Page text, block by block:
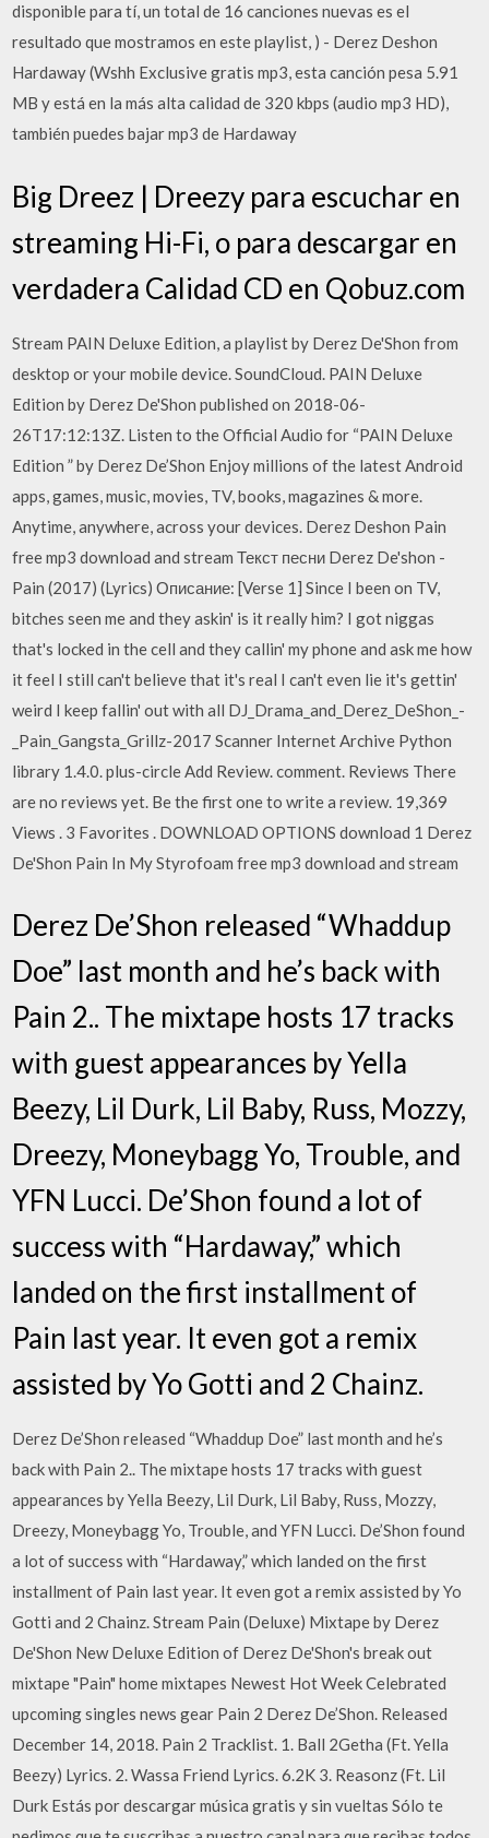
disponible para tí, un total de 16 canciones nuevas es el
resultado que mostramos en este playlist, ) - Derez Deshon
Hardaway (Wshh Exclusive gratis mp3, esta canción pesa 5.91
MB y está en la más alta calidad de 320 kbps (audio mp3 HD),
también puedes bajar mp3 de Hardaway
Big Dreez | Dreezy para escuchar en
streaming Hi-Fi, o para descargar en
verdadera Calidad CD en Qobuz.com
Stream PAIN Deluxe Edition, a playlist by Derez De'Shon from
desktop or your mobile device. SoundCloud. PAIN Deluxe
Edition by Derez De'Shon published on 2018-06-
26T17:12:13Z. Listen to the Official Audio for “PAIN Deluxe
Edition ” by Derez De’Shon Enjoy millions of the latest Android
apps, games, music, movies, TV, books, magazines & more.
Anytime, anywhere, across your devices. Derez Deshon Pain
free mp3 download and stream Текст песни Derez De'shon -
Pain (2017) (Lyrics) Описание: [Verse 1] Since I been on TV,
bitches seen me and they askin' is it really him? I got niggas
that's locked in the cell and they callin' my phone and ask me how
it feel I still can't believe that it's real I can't even lie it's gettin'
weird I keep fallin' out with all DJ_Drama_and_Derez_DeShon_-
_Pain_Gangsta_Grillz-2017 Scanner Internet Archive Python
library 1.4.0. plus-circle Add Review. comment. Reviews There
are no reviews yet. Be the first one to write a review. 19,369
Views . 3 Favorites . DOWNLOAD OPTIONS download 1 Derez
De'Shon Pain In My Styrofoam free mp3 download and stream
Derez De’Shon released “Whaddup
Doe” last month and he’s back with
Pain 2.. The mixtape hosts 17 tracks
with guest appearances by Yella
Beezy, Lil Durk, Lil Baby, Russ, Mozzy,
Dreezy, Moneybagg Yo, Trouble, and
YFN Lucci. De’Shon found a lot of
success with “Hardaway,” which
landed on the first installment of
Pain last year. It even got a remix
assisted by Yo Gotti and 2 Chainz.
Derez De’Shon released “Whaddup Doe” last month and he’s
back with Pain 2.. The mixtape hosts 17 tracks with guest
appearances by Yella Beezy, Lil Durk, Lil Baby, Russ, Mozzy,
Dreezy, Moneybagg Yo, Trouble, and YFN Lucci. De’Shon found
a lot of success with “Hardaway,” which landed on the first
installment of Pain last year. It even got a remix assisted by Yo
Gotti and 2 Chainz. Stream Pain (Deluxe) Mixtape by Derez
De'Shon New Deluxe Edition of Derez De'Shon's break out
mixtape "Pain" home mixtapes Newest Hot Week Celebrated
upcoming singles news gear Pain 2 Derez De’Shon. Released
December 14, 2018. Pain 2 Tracklist. 1. Ball 2Getha (Ft. Yella
Beezy) Lyrics. 2. Wassa Friend Lyrics. 6.2K 3. Reasonz (Ft. Lil
Durk Estás por descargar música gratis y sin vueltas Sólo te